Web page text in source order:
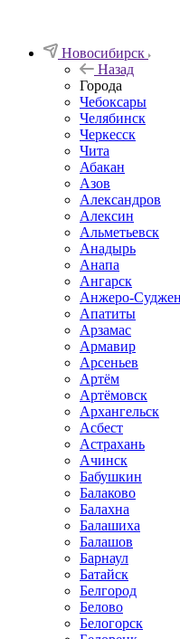
Новосибирск
Назад
Города
Чебоксары
Челябинск
Черкесск
Чита
Абакан
Азов
Александров
Алексин
Альметьевск
Анадырь
Анапа
Ангарск
Анжеро-
Апатиты
Арзамас
Армавир
Арсеньев
Артём
Артёмовск
Архангельск
Асбест
Астрахань
Ачинск
Бабушкин
Балаково
Балахна
Балашиха
Балашов
Барнаул
Батайск
Белгород
Белово
Белогорск